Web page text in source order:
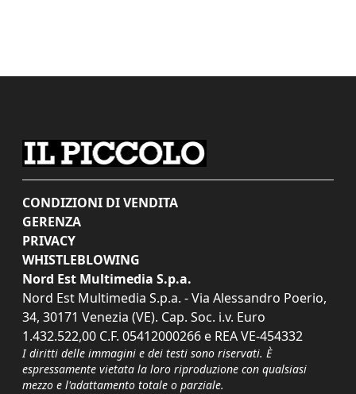
CONDIZIONI DI VENDITA
GERENZA
PRIVACY
WHISTLEBLOWING
Nord Est Multimedia S.p.a.
Nord Est Multimedia S.p.a. - Via Alessandro Poerio,
34, 30171 Venezia (VE). Cap. Soc. i.v. Euro
1.432.522,00 C.F. 05412000266 e REA VE-454332
I diritti delle immagini e dei testi sono riservati. È
espressamente vietata la loro riproduzione con qualsiasi
mezzo e l'adattamento totale o parziale.